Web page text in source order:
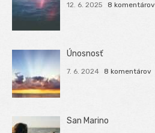
12. 6. 2025 8 komentárov
Únosnosť
7. 6. 2024 8 komentárov
San Marino